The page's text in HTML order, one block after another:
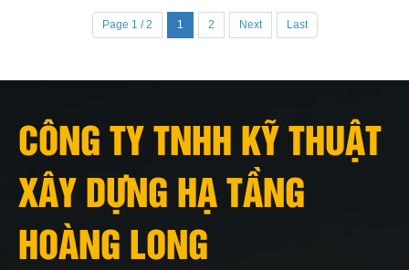
Page 1 / 2 1 2 Next Last
CÔNG TY TNHH KỸ THUẬT
XÂY DỰNG HẠ TẦNG
HOÀNG LONG